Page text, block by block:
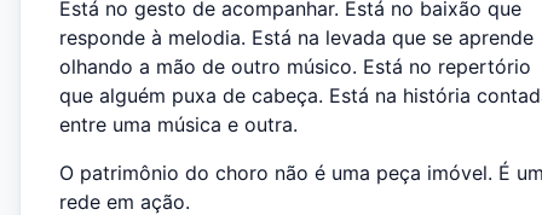
Está no gesto de acompanhar. Está no baixão que
responde à melodia. Está na levada que se aprende
olhando a mão de outro músico. Está no repertório
que alguém puxa de cabeça. Está na história
entre uma música e outra.
O patrimônio do choro não é uma peça imóvel. É
rede em ação.